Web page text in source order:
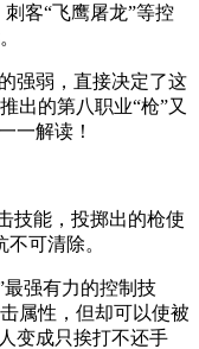
客“飞鹰屠龙”等控
强弱，直接决定了这
出的第八职业“枪”又
一解读！
技能，投掷出的枪使
可清除。
强有力的控制技
属性，但却可以使被
变成只挨打不还手